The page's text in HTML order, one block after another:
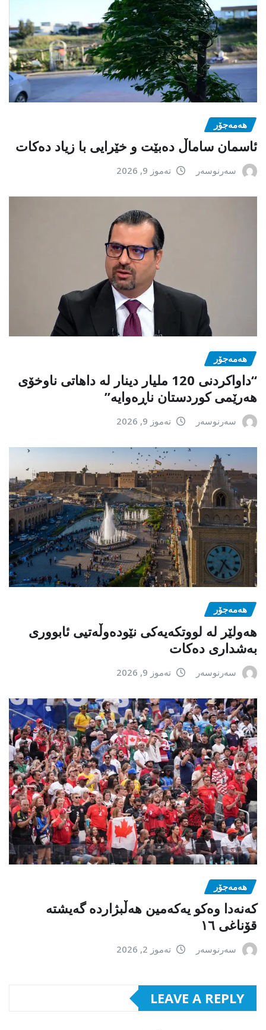
هەمەجۆر
ئاسمان ساماڵ دەبێت و خێرایی با زیاد دەکات
سەرنوسەر تەموز 9, 2026
هەمەجۆر
“داواکردنی 120 ملیار دینار لە داهاتی ناوخۆی
هەرێمی کوردستان ناڕەوایە”
سەرنوسەر تەموز 9, 2026
هەمەجۆر
ھەولێر لە لووتکەیەکی نێودەوڵەتیی ئابووری
بەشداری دەکات
سەرنوسەر تەموز 9, 2026
هەمەجۆر
کەنەدا وەکو یەکەمین ھەڵبژاردە گەیشتە
قۆناغی ١٦
سەرنوسەر تەموز 2, 2026
LEAVE A REPLY